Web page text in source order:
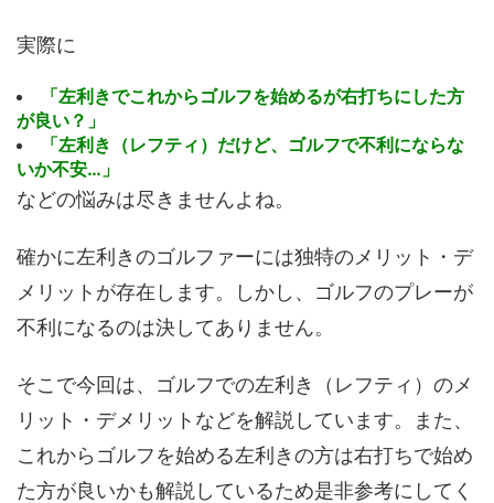
実際に
「左利きでこれからゴルフを始めるが右打ちにした方
が良い？」
「左利き（レフティ）だけど、ゴルフで不利にならな
いか不安…」
などの悩みは尽きませんよね。
確かに左利きのゴルファーには独特のメリット・デ
メリットが存在します。しかし、ゴルフのプレーが
不利になるのは決してありません。
そこで今回は、ゴルフでの左利き（レフティ）のメ
リット・デメリットなどを解説しています。また、
これからゴルフを始める左利きの方は右打ちで始め
た方が良いかも解説しているため是非参考にしてく